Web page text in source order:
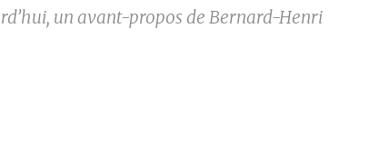
un avant-propos de Bernard-Henri